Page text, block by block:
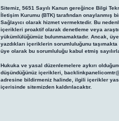
Sitemiz, 5651 Sayılı Kanun gereğince Bilgi
İletişim Kurumu (BTK) tarafından onaylanmış
Sağlayıcı olarak hizmet vermektedir. Bu
içerikleri proaktif olarak denetleme veya
yükümlülüğümüz bulunmamaktadır. Ancak,
yazdıkları içeriklerin sorumluluğunu
üye olarak bu sorumluluğu kabul etmiş
Hukuka ve yasal düzenlemelere aykırı
düşündüğünüz içerikleri,
adresine bildirmeniz halinde, ilgili içerikler
içerisinde sitemizden kaldırılacaktır.